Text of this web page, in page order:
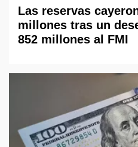
Las reservas
millones tras un
852 millones al FMI